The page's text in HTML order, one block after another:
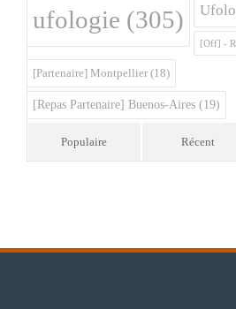
ufologie (305)
[Off] -
[Partenaire] Montpellier (18)
[Repas Partenaire] Buenos-Aires (19)
Populaire Récent